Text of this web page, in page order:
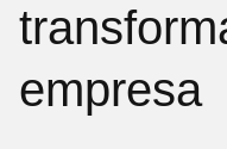
empresa